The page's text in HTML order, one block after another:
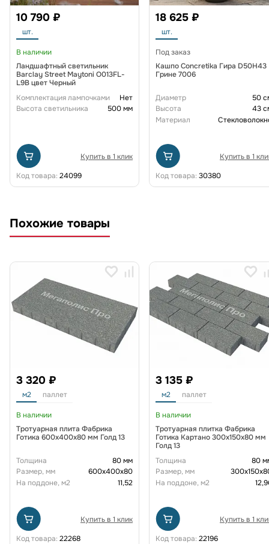
10 790 ₽
шт.
В наличии
Ландшафтный светильник
Barclay Street Maytoni O013FL-
L9B цвет Черный
Комплектация лампочками
Нет
Высота светильника
500 мм
Купить в 1 клик
Код товара: 24099
18 625 ₽
шт.
Под заказ
Кашпо Concretika Гира D50H43
Грине 7006
Диаметр
50
Высота
43
Материал
Купить в 1
Код товара: 30380
Похожие товары
3 320 ₽
м2 паллет
В наличии
Тротуарная плита Фабрика
Готика 600х400х80 мм Голд 13
Толщина
80 мм
Размер, мм
600х400х80
На поддоне, м2
11,52
Купить в 1 клик
Код товара: 22268
3 135 ₽
м2 паллет
В наличии
Тротуарная плитка Фабрика
Готика Картано 300х150х80 мм
Голд 13
Толщина
80
Размер, мм
На поддоне, м2
Купить в 1
Код товара: 22196